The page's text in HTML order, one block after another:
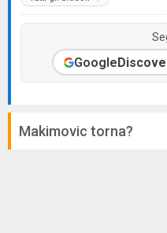
Google
Makimovic torna?